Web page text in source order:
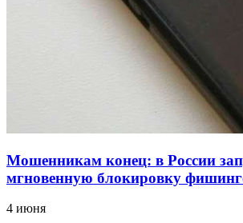
Сладкий праздник в
парке прошёл фестиваль
Мошенникам конец: в России
мгновенную блокировку
4 июня